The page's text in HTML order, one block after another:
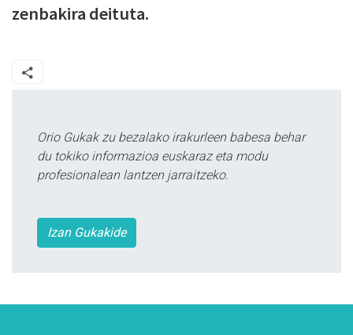
zenbakira deituta.
Orio Gukak zu bezalako irakurleen babesa behar
du tokiko informazioa euskaraz eta modu
profesionalean lantzen jarraitzeko.
Izan Gukakide